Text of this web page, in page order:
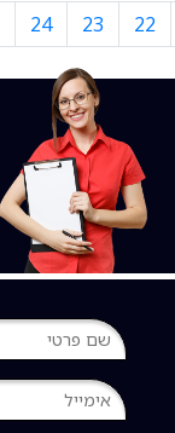
22
23
24